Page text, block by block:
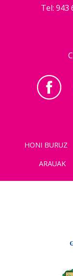
Tel: 943
HONI BURUZ
ARAUAK